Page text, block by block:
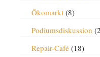
Ökomarkt(8)
Podiumsdiskussion
Repair-Café(18)